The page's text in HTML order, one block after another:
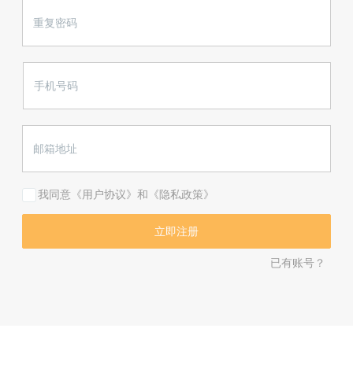
我同意《用户协议》和《隐私政策》
已有账号？